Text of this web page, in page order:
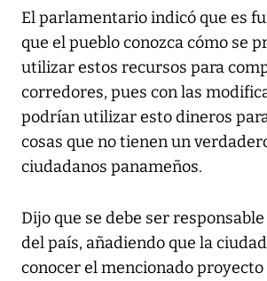
El parlamentario indicó que es
que el pueblo conozca cómo se
utilizar estos recursos para
corredores, pues con las
podrían utilizar esto dineros
cosas que no tienen un
ciudadanos panameños.
Dijo que se debe ser
del país, añadiendo que la
conocer el mencionado proyecto